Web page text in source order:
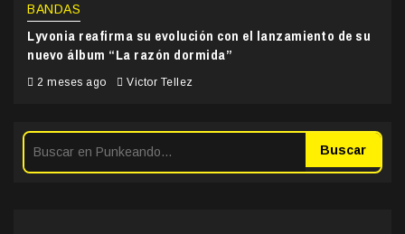
BANDAS
Lyvonia reafirma su evolución con el lanzamiento de su
nuevo álbum “La razón dormida”
2 meses ago Victor Tellez
Buscar